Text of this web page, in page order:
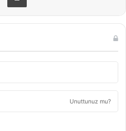
Unuttunuz mu?